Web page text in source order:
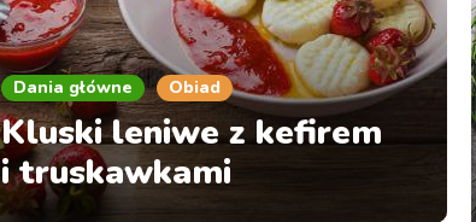
Dania główne Obiad
Kluski leniwe z kefirem
i truskawkami